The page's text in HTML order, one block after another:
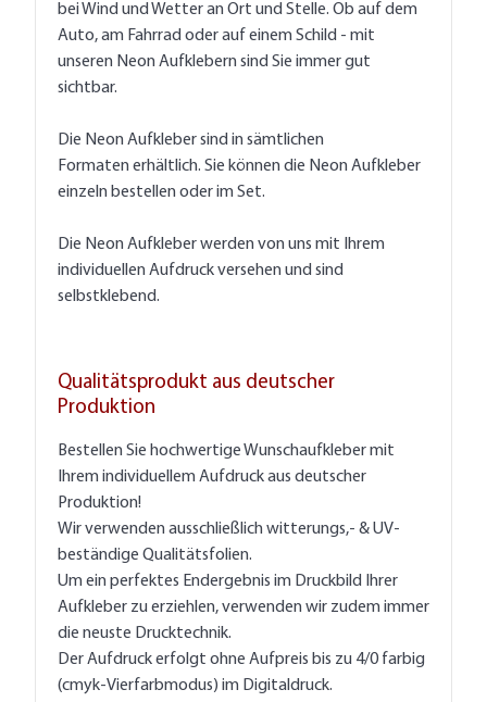
bei Wind und Wetter an Ort und Stelle. Ob auf dem
Auto, am Fahrrad oder auf einem Schild - mit
unseren Neon Aufklebern sind Sie immer gut
sichtbar.
Die Neon Aufkleber sind in sämtlichen
Formaten erhältlich. Sie können die Neon Aufkleber
einzeln bestellen oder im Set.
Die Neon Aufkleber werden von uns mit Ihrem
individuellen Aufdruck versehen und sind
selbstklebend.
Qualitätsprodukt aus deutscher
Produktion
Bestellen Sie hochwertige Wunschaufkleber mit
Ihrem individuellem Aufdruck aus deutscher
Produktion!
Wir verwenden ausschließlich witterungs,- & UV-
beständige Qualitätsfolien.
Um ein perfektes Endergebnis im Druckbild Ihrer
Aufkleber zu erziehlen, verwenden wir zudem immer
die neuste Drucktechnik.
Der Aufdruck erfolgt ohne Aufpreis bis zu 4/0 farbig
(cmyk-Vierfarbmodus) im Digitaldruck.